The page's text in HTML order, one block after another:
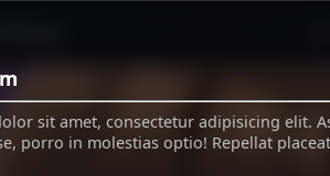
sit amet, consectetur adipisicing elit.
porro in molestias optio! Repellat